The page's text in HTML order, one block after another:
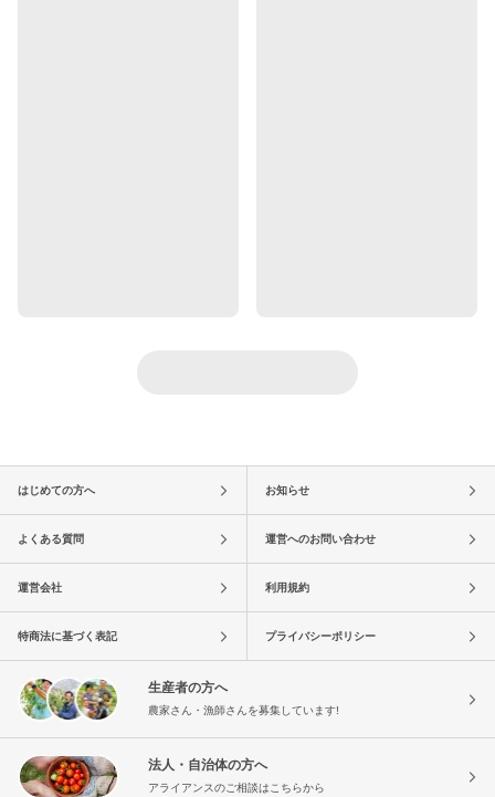
はじめての方へ お知らせ
よくある質問 運営へのお問い合わせ
運営会社 利用規約
特商法に基づく表記 プライバシーポリシー
生産者の方へ
農家さん・漁師さんを募集しています!
法人・自治体の方へ
アライアンスのご相談はこちらから